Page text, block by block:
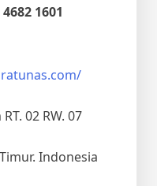
1601
02 RW. 07
Indonesia